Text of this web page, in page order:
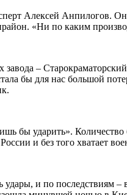
Алексей Анпилогов.
«Ни по каким
–
бы для нас большой
бы ударить».
и без того хватает
и по последствиям